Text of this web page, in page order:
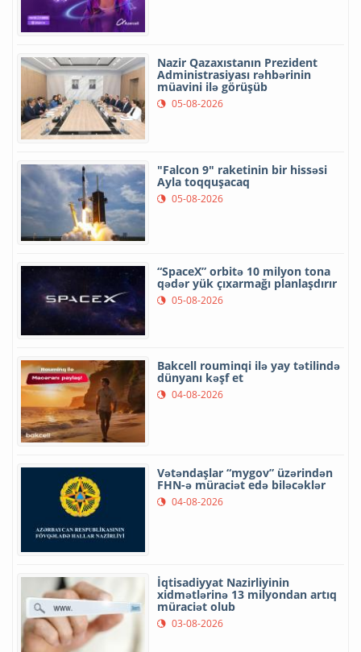
Nazir Qazaxıstanın Prezident
Administrasiyası rəhbərinin
müavini ilə görüşüb
05-08-2026
"Falcon 9" raketinin bir hissəsi
Ayla toqquşacaq
05-08-2026
“SpaceX” orbitə 10 milyon tona
qədər yük çıxarmağı planlaşdırır
05-08-2026
Bakcell rouminqi ilə yay tətilində
dünyanı kəşf et
04-08-2026
Vətəndaşlar “mygov” üzərindən
FHN-ə müraciət edə biləcəklər
04-08-2026
İqtisadiyyat Nazirliyinin
xidmətlərinə 13 milyondan artıq
müraciət olub
03-08-2026